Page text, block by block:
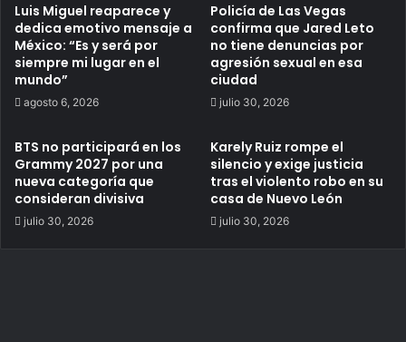
Luis Miguel reaparece y
dedica emotivo mensaje a
México: “Es y será por
siempre mi lugar en el
mundo”
agosto 6, 2026
Policía de Las Vegas
confirma que Jared Leto
no tiene denuncias por
agresión sexual en esa
ciudad
julio 30, 2026
BTS no participará en los
Grammy 2027 por una
nueva categoría que
consideran divisiva
julio 30, 2026
Karely Ruiz rompe el
silencio y exige justicia
tras el violento robo en su
casa de Nuevo León
julio 30, 2026